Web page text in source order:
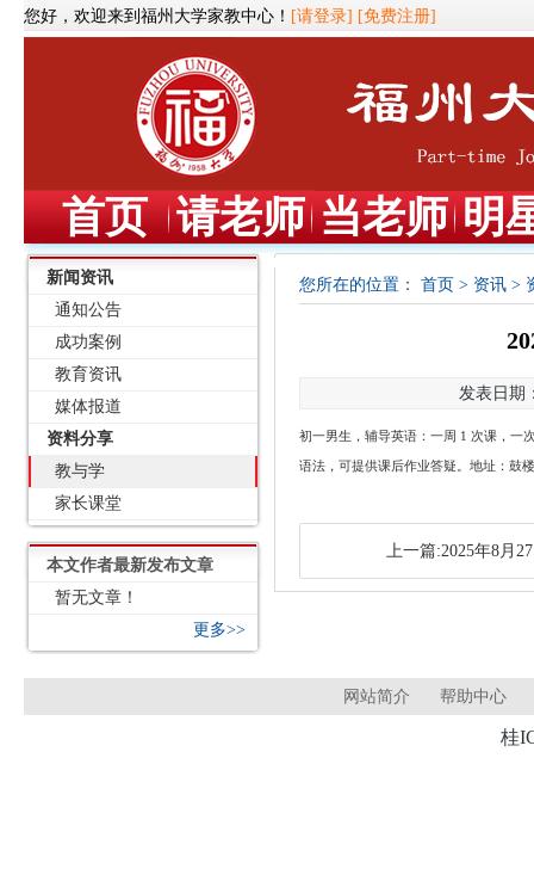
您好，欢迎来到福州大学家教中心！ [请登录] [免费注册]
首页 请老师 当老师 明
新闻资讯
通知公告
成功案例
教育资讯
媒体报道
资料分享
教与学
家长课堂
本文作者最新发布文章
暂无文章！
更多>>
您所在的位置： 首页 > 资讯 >
发表日期
初一男生，辅导英语：一周 1 次课，一
语法，可提供课后作业答疑。地址：鼓
上一篇:2025年8月
网站简介 帮助中心
桂